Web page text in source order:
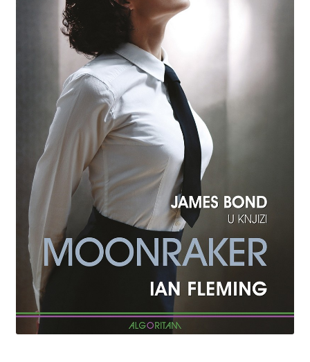
Privatnost podataka
Terms of Use
Uvjeti prodaje i dostava